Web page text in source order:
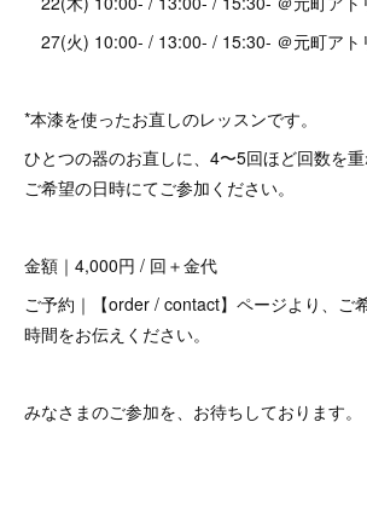
27(火) 10:00- / 13:00- / 15:30- ＠元町アト
*本漆を使ったお直しのレッスンです。
ひとつの器のお直しに、4〜5回ほど回数を重
ご希望の日時にてご参加ください。
金額｜4,000円 / 回＋金代
ご予約｜【order / contact】ページより、ご
時間をお伝えください。
みなさまのご参加を、お待ちしております。